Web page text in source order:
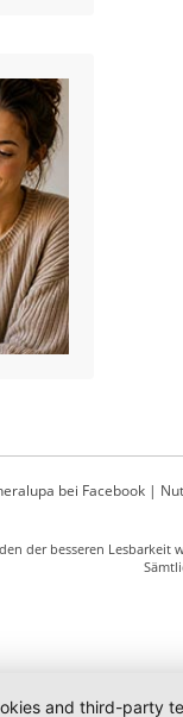
bei Facebook|
der besseren
and third-party